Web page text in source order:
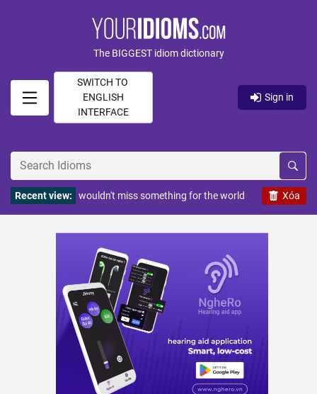
The BIGGEST idiom dictionary
SWITCH TO
ENGLISH
INTERFACE
Sign in
Xóa
Recent view: wouldn't miss something for the world